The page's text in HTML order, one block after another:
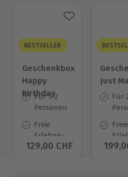
BESTSELLER
Geschenkbox
Happy
Birthday
Für 1-2
Personen
Freie
Erlebnis-
Auswahl
Aktueller Preis
129,00 CHF
Just
Für
Freie